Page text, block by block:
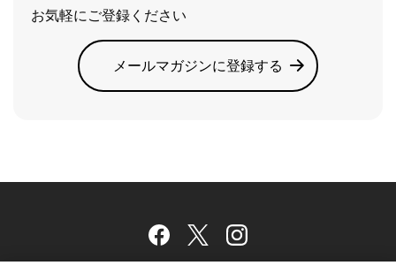
お気軽にご登録ください
メールマガジンに登録する
Facebook
TwitterInstagram